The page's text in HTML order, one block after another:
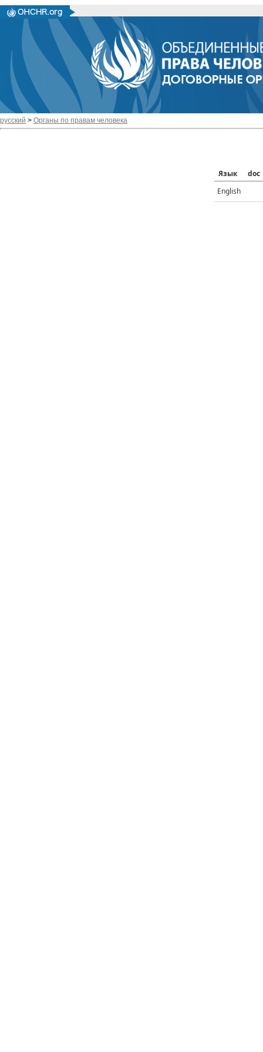
русский > Органы по правам человека
Язык
doc
English